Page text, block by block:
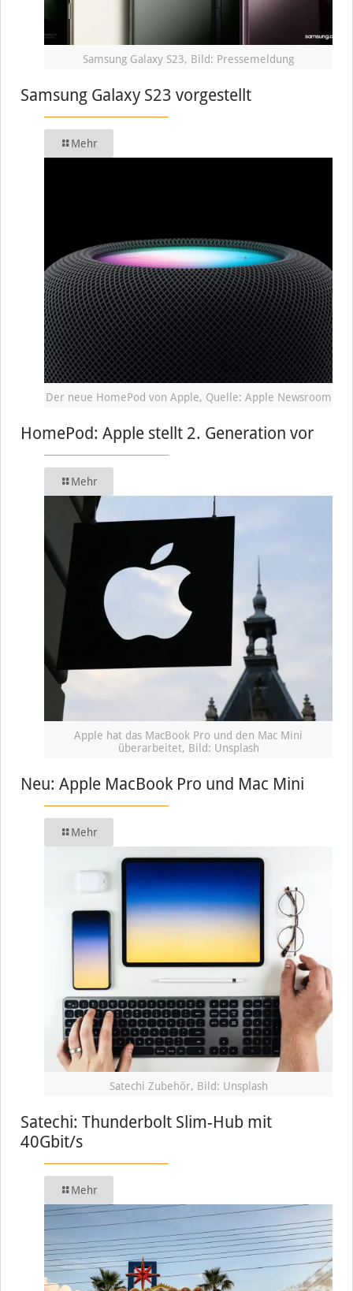
Samsung Galaxy S23, Bild: Pressemeldung
Samsung Galaxy S23 vorgestellt
Mehr
Der neue HomePod von Apple, Quelle: Apple Newsroom
HomePod: Apple stellt 2. Generation vor
Mehr
Apple hat das MacBook Pro und den Mac Mini
überarbeitet, Bild: Unsplash
Neu: Apple MacBook Pro und Mac Mini
Mehr
Satechi Zubehör, Bild: Unsplash
Satechi: Thunderbolt Slim-Hub mit
40Gbit/s
Mehr